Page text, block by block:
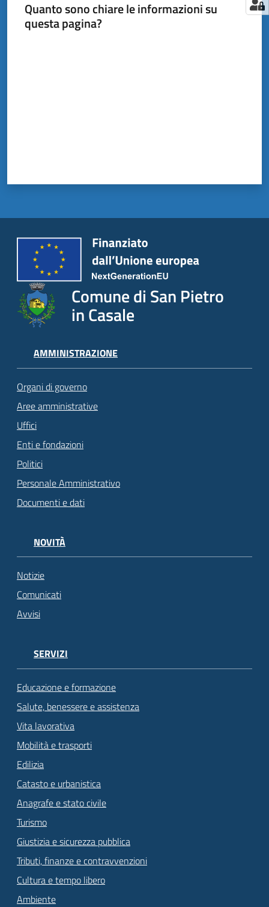
Quanto sono chiare le informazioni su
questa pagina?
Comune di San Pietro
in Casale
AMMINISTRAZIONE
Organi di governo
Aree amministrative
Uffici
Enti e fondazioni
Politici
Personale Amministrativo
Documenti e dati
NOVITÀ
Notizie
Comunicati
Avvisi
SERVIZI
Educazione e formazione
Salute, benessere e assistenza
Vita lavorativa
Mobilità e trasporti
Edilizia
Catasto e urbanistica
Anagrafe e stato civile
Turismo
Giustizia e sicurezza pubblica
Tributi, finanze e contravvenzioni
Cultura e tempo libero
Ambiente